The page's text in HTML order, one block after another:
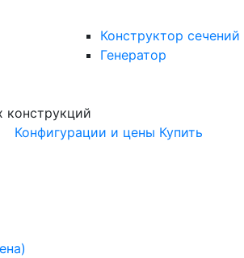
Конструктор сечений
Генератор
конструкций
Конфигурации и цены Купить